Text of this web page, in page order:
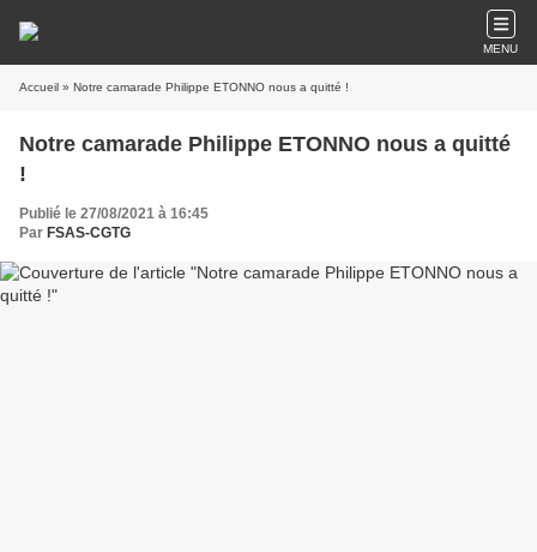
MENU
Accueil » Notre camarade Philippe ETONNO nous a quitté !
Notre camarade Philippe ETONNO nous a quitté
!
Publié le 27/08/2021 à 16:45
Par FSAS-CGTG